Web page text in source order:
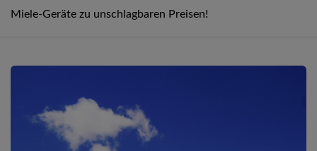
Miele-Geräte zu unschlagbaren Preisen!